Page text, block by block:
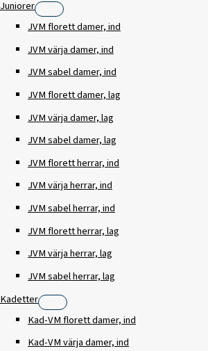
Juniorer
JVM florett damer, ind
JVM värja damer, ind
JVM sabel damer, ind
JVM florett damer, lag
JVM värja damer, lag
JVM sabel damer, lag
JVM florett herrar, ind
JVM värja herrar, ind
JVM sabel herrar, ind
JVM florett herrar, lag
JVM värja herrar, lag
JVM sabel herrar, lag
Kadetter
Kad-VM florett damer, ind
Kad-VM värja damer, ind